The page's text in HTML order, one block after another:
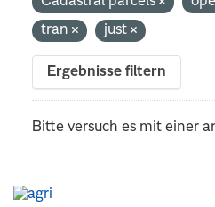
tran
just
Ergebnisse filtern
Bitte versuch es mit einer